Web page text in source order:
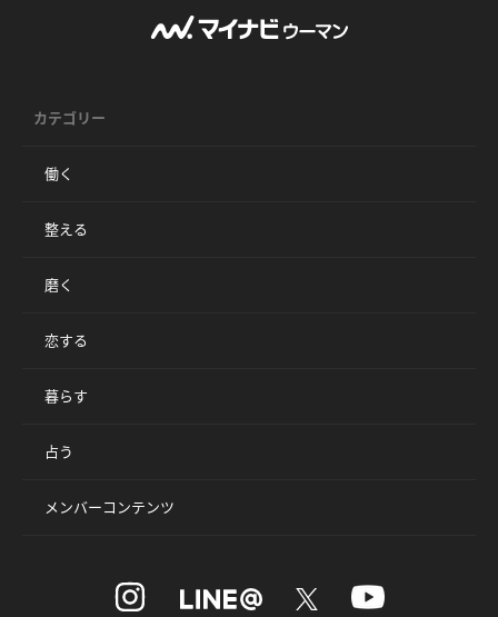
カテゴリー
働く
整える
磨く
恋する
暮らす
占う
メンバーコンテンツ